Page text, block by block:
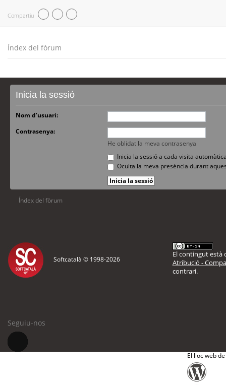
Compartiu
Índex del fòrum
Inicia la sessió
Nom d’usuari:
Contrasenya:
He oblidat la meva contrasenya
Inicia la sessió a cada visita
Oculta la meva presència durant
Índex del fòrum
Softcatalà © 1998-2026
El contingut està
Atribució -
contrari.
Seguiu-nos
El lloc web